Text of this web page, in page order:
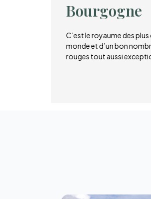
Bourgogne
C’est le royaume des
monde et d’un bon
rouges tout aussi